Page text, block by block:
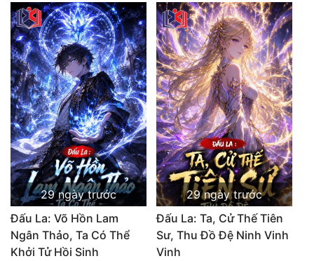
29 ngày trước
Đấu La: Võ Hồn Lam
Ngân Thảo, Ta Có Thể
Khởi Tử Hồi Sinh
29 ngày trước
Đấu La: Ta, Cử Thế Tiên
Sư, Thu Đồ Đệ Ninh Vinh
Vinh